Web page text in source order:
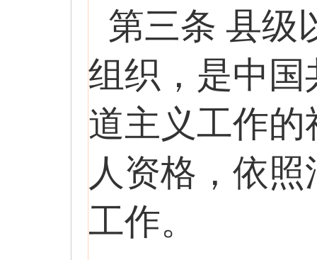
第三条 县级
组织，是中
道主义工作
人资格，依
工作。